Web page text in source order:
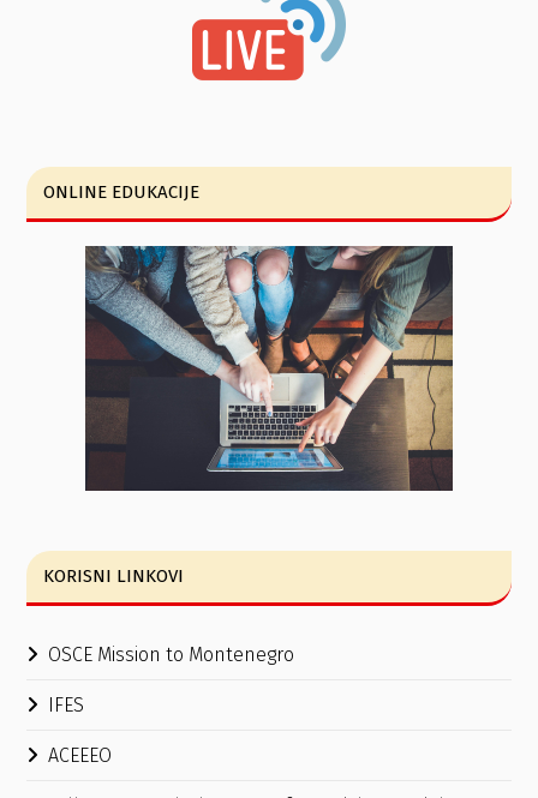
ONLINE EDUKACIJE
KORISNI LINKOVI
OSCE Mission to Montenegro
IFES
ACEEEO